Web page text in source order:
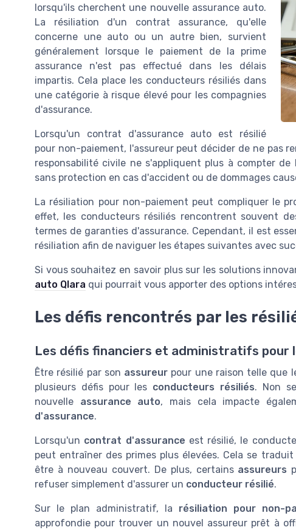
lorsqu'ils cherchent une nouvelle assurance auto.
La résiliation d'un contrat assurance, qu'elle
concerne une auto ou un autre bien, survient
généralement lorsque le paiement de la prime
assurance n'est pas effectué dans les délais
impartis. Cela place les conducteurs résiliés dans
une catégorie à risque élevé pour les compagnies
d'assurance.
Lorsqu'un contrat d'assurance auto est résilié
pour non-paiement, l'assureur peut décider de ne pas
responsabilité civile ne s'appliquent plus à compter
sans protection en cas d'accident ou de dommages
La résiliation pour non-paiement peut compliquer le
effet, les conducteurs résiliés rencontrent souvent
termes de garanties d'assurance. Cependant, il est
résiliation afin de naviguer les étapes suivantes avec
Si vous souhaitez en savoir plus sur les solutions
auto Qlara qui pourrait vous apporter des options
Les défis rencontrés par les
Les défis financiers et administratifs pour
Être résilié par son assureur pour une raison telle que
plusieurs défis pour les conducteurs résiliés. Non
nouvelle assurance auto, mais cela impacte
d'assurance.
Lorsqu'un contrat d'assurance est résilié, le
peut entraîner des primes plus élevées. Cela se
être à nouveau couvert. De plus, certains assureurs
refuser simplement d'assurer un conducteur résilié.
Sur le plan administratif, la résiliation pour non-
approfondie pour trouver un nouvel assureur prêt à